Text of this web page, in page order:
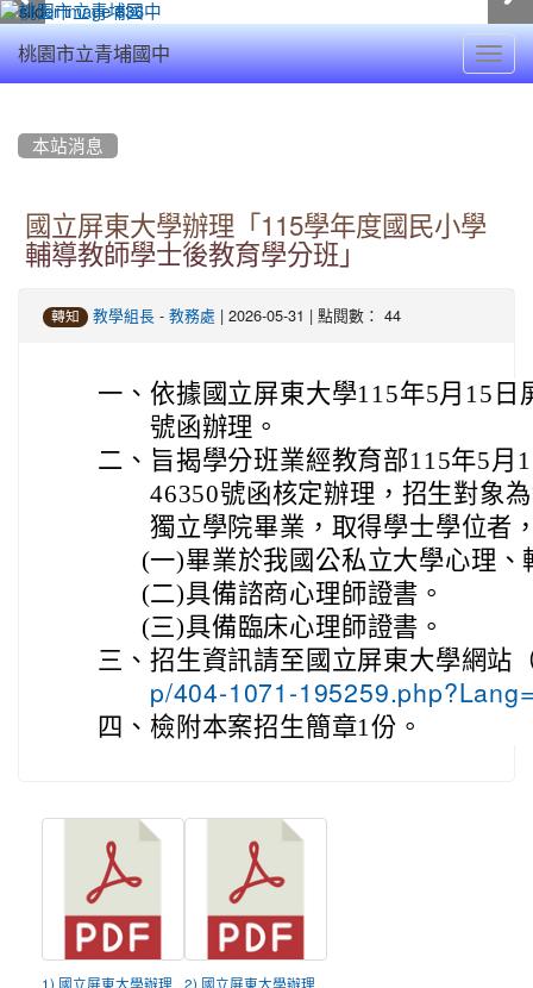
桃園市立青埔國中
本站消息
國立屏東大學辦理「115學年度國民小學
輔導教師學士後教育學分班」
轉知 教學組長 - 教務處 | 2026-05-31 | 點閱數： 44
一、 依據國立屏東大學115年5月15日
號函辦理。
二、 旨揭學分班業經教育部115年5月
46350號函核定辦理，招生對象
獨立學院畢業，取得學士學位者
(一)畢業於我國公私立大學心理
(二)具備諮商心理師證書。
(三)具備臨床心理師證書。
三、 招生資訊請至國立屏東大學網站
p/404-1071-
四、 檢附本案招生簡章1份。
1) 國立屏東大學辦理
2) 國立屏東大學辦理